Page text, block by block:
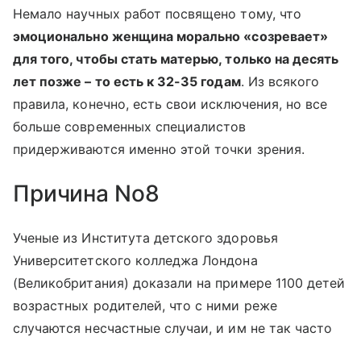
Немало научных работ посвящено тому, что
эмоционально женщина морально «созревает»
для того, чтобы стать матерью, только на десять
лет позже– то есть к 32-35 годам. Из всякого
правила, конечно, есть свои исключения, но все
больше современных специалистов
придерживаются именно этой точки зрения.
Причина No8
Ученые из Института детского здоровья
Университетского колледжа Лондона
(Великобритания) доказали на примере 1100 детей
возрастных родителей, что с ними реже
случаются несчастные случаи, и им не так часто